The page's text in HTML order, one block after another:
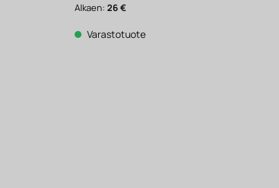
Alkaen:26€
Varastotuote